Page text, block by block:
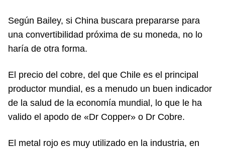
Según Bailey, si China buscara prepararse para
una convertibilidad próxima de su moneda, no lo
haría de otra forma.
El precio del cobre, del que Chile es el principal
productor mundial, es a menudo un buen indicador
de la salud de la economía mundial, lo que le ha
valido el apodo de «Dr Copper» o Dr Cobre.
El metal rojo es muy utilizado en la industria, en